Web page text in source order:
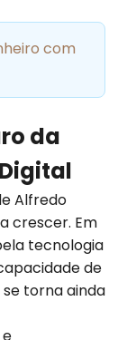
com
da
Alfredo
crescer. Em
tecnologia
de
torna ainda